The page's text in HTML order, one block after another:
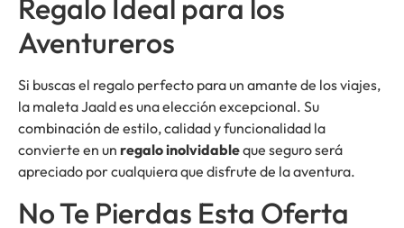
Regalo Ideal para los
Aventureros
Si buscas el regalo perfecto para un amante de los viajes,
la maleta Jaald es una elección excepcional. Su
combinación de estilo, calidad y funcionalidad la
convierte en un regalo inolvidableque seguro será
apreciado por cualquiera que disfrute de la aventura.
No Te Pierdas Esta Oferta